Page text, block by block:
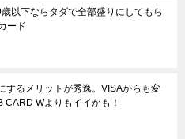
以下ならタダで全部盛りにしてもら
ード
するメリットが秀逸。VISAからも変
CARD Wよりもイイかも！